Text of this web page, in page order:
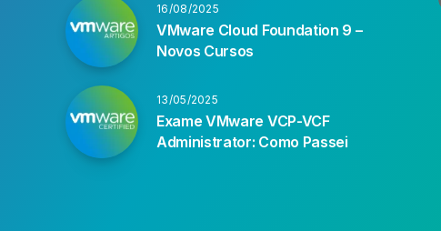
16/08/2025
VMware Cloud Foundation 9 –
Novos Cursos
13/05/2025
Exame VMware VCP-VCF
Administrator: Como Passei